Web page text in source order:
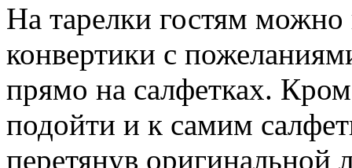
На тарелки гостям
конвертики с
прямо на салфетках.
подойти и к самим
перетянув оригинальной